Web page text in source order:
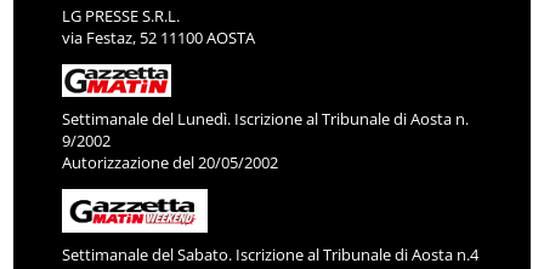
LG PRESSE S.R.L.
via Festaz, 52 11100 AOSTA
Settimanale del Lunedì. Iscrizione al Tribunale di Aosta n.
9/2002
Autorizzazione del 20/05/2002
Settimanale del Sabato. Iscrizione al Tribunale di Aosta n.4